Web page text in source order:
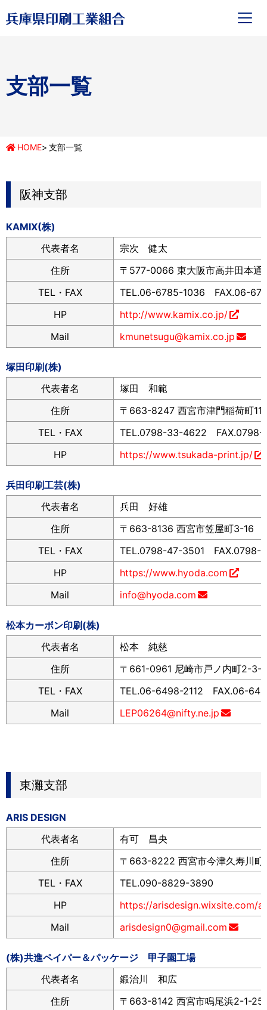
支部一覧
HOME 支部一覧
阪神支部
KAMIX(株)
代表者名
宗次 健太
住所
〒577-0066 東大阪市高井田本通
TEL・FAX
TEL.06-6785-1036 FAX.06-
HP
http://www.kamix.co.jp/
Mail
kmunetsugu@kamix.co.jp
塚田印刷(株)
代表者名
塚田 和範
住所
〒663-8247 西宮市津門稲荷町
TEL・FAX
TEL.0798-33-4622 FAX.0798-
HP
https://www.tsukada-print.jp/
兵田印刷工芸(株)
代表者名
兵田 好雄
住所
〒663-8136 西宮市笠屋町3-16
TEL・FAX
TEL.0798-47-3501 FAX.0798-
HP
https://www.hyoda.com
Mail
info@hyoda.com
松本カーボン印刷(株)
代表者名
松本 純慈
住所
〒661-0961 尼崎市戸ノ内町2-3-
TEL・FAX
TEL.06-6498-2112 FAX.06-
Mail
LEP06264@nifty.ne.jp
東灘支部
ARIS DESIGN
代表者名
有可 昌央
住所
〒663-8222 西宮市今津久寿川
TEL・FAX
TEL.090-8829-3890
HP
https://arisdesign.wixsite.com/
Mail
arisdesign0@gmail.com
(株)共進ペイパー＆パッケージ 甲子園工場
代表者名
鍛治川 和広
住所
〒663-8142 西宮市鳴尾浜2-1-25